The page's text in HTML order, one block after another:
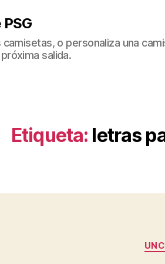
o personaliza una
salida.
Etiqueta: letras